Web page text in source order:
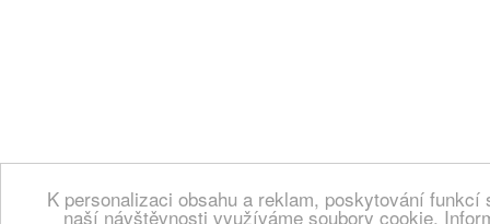
K personalizaci obsahu a reklam, poskytování
naší návštěvnosti využíváme soubory cookie.